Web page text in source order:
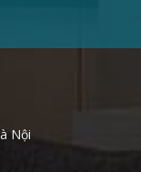
Nội